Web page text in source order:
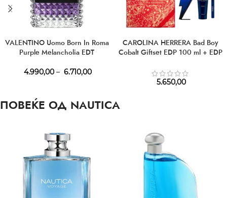
VALENTINO Uomo Born In Roma
Purple Melancholia EDT
4.990,00 – 6.710,00
CAROLINA HERRERA Bad Boy
Cobalt Giftset EDP 100 ml + EDP
5.650,00
ПОВЕЌЕ ОД NAUTICA